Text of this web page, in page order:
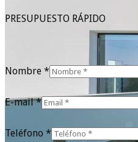
PRESUPUESTO RÁPIDO
Nombre *
E-mail *
Teléfono *